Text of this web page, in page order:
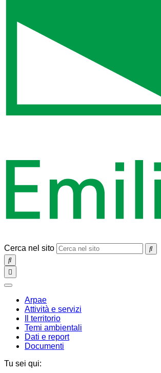
Cerca nel sito
SEARCH
Toggle
navigation
chiudi
Arpae
Attività e servizi
Il territorio
Temi ambientali
Dati e report
Documenti
Tu sei qui: